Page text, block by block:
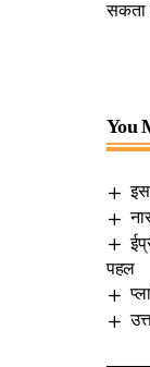
सकता
You
पहल